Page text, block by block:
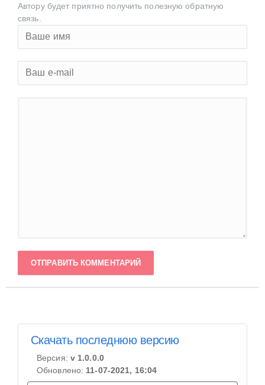
Автору будет приятно получить полезную обратную
связь.
ОТПРАВИТЬ КОММЕНТАРИЙ
Скачать последнюю версию
Версия: v 1.0.0.0
Обновлено: 11-07-2021, 16:04